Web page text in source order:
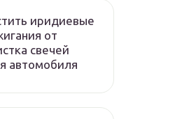
иридиевые
от
свечей
автомобиля